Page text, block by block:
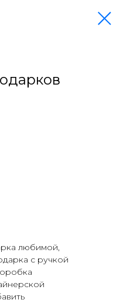
любимой,
с ручкой